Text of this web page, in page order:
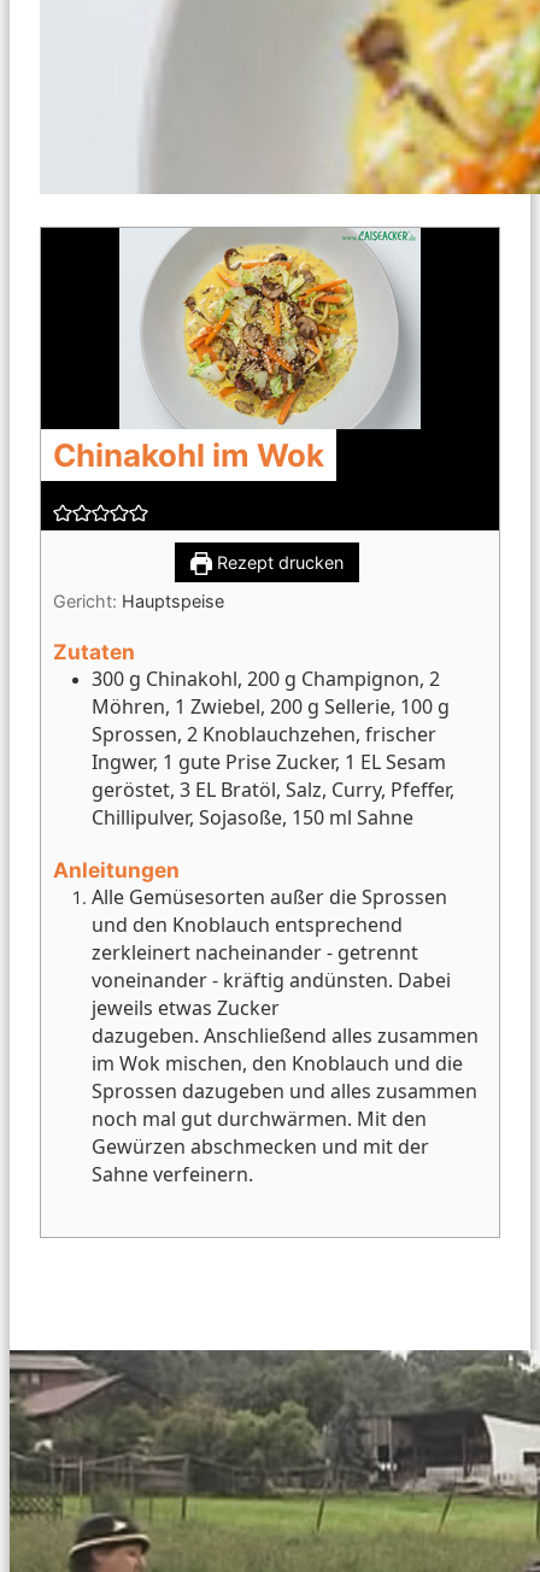
Chinakohl im Wok
Rezept drucken
Gericht: Hauptspeise
Zutaten
300 g Chinakohl, 200 g Champignon, 2
Möhren, 1 Zwiebel, 200 g Sellerie, 100 g
Sprossen, 2 Knoblauchzehen, frischer
Ingwer, 1 gute Prise Zucker, 1 EL Sesam
geröstet, 3 EL Bratöl, Salz, Curry, Pfeffer,
Chillipulver, Sojasoße, 150 ml Sahne
Anleitungen
Alle Gemüsesorten außer die Sprossen
und den Knoblauch entsprechend
zerkleinert nacheinander - getrennt
voneinander - kräftig andünsten. Dabei
jeweils etwas Zucker
dazugeben. Anschließend alles zusammen
im Wok mischen, den Knoblauch und die
Sprossen dazugeben und alles zusammen
noch mal gut durchwärmen. Mit den
Gewürzen abschmecken und mit der
Sahne verfeinern.